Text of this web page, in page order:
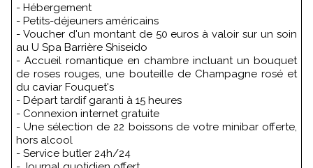
- Hébergement
- Petits-déjeuners américains
- Voucher d'un montant de 50 euros à valoir sur un soin
au U Spa Barrière Shiseido
- Accueil romantique en chambre incluant un bouquet
de roses rouges, une bouteille de Champagne rosé et
du caviar Fouquet's
- Départ tardif garanti à 15 heures
- Connexion internet gratuite
- Une sélection de 22 boissons de votre minibar offerte,
hors alcool
- Service butler 24h/24